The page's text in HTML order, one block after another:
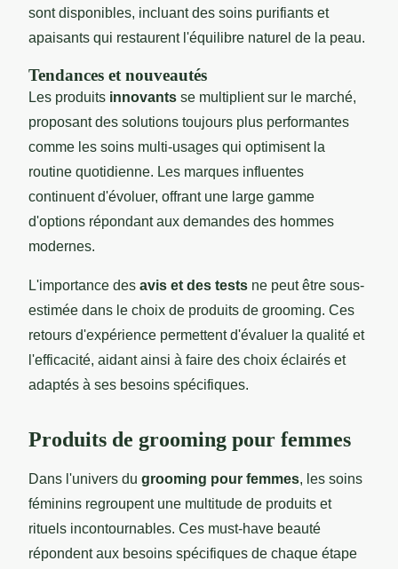
sont disponibles, incluant des soins purifiants et
apaisants qui restaurent l'équilibre naturel de la peau.
Tendances et nouveautés
Les produits innovants se multiplient sur le marché,
proposant des solutions toujours plus performantes
comme les soins multi-usages qui optimisent la
routine quotidienne. Les marques influentes
continuent d'évoluer, offrant une large gamme
d'options répondant aux demandes des hommes
modernes.
L'importance des avis et des tests ne peut être sous-
estimée dans le choix de produits de grooming. Ces
retours d'expérience permettent d'évaluer la qualité et
l'efficacité, aidant ainsi à faire des choix éclairés et
adaptés à ses besoins spécifiques.
Produits de grooming pour femmes
Dans l'univers du grooming pour femmes, les soins
féminins regroupent une multitude de produits et
rituels incontournables. Ces must-have beauté
répondent aux besoins spécifiques de chaque étape